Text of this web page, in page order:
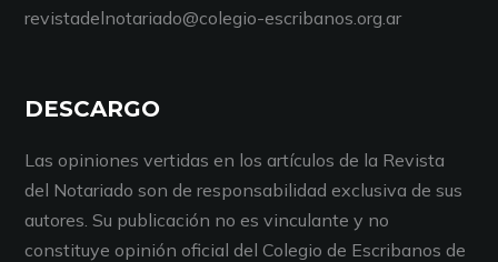
revistadelnotariado@colegio-escribanos.org.ar
DESCARGO
Las opiniones vertidas en los artículos de la Revista
del Notariado son de responsabilidad exclusiva de sus
autores. Su publicación no es vinculante y no
constituye opinión oficial del Colegio de Escribanos de